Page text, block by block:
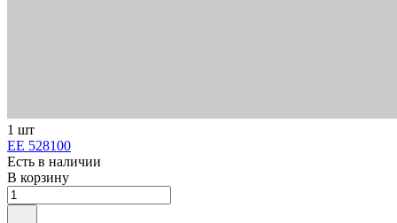
1 шт
ЕЕ 528100
Есть в наличии
В корзину